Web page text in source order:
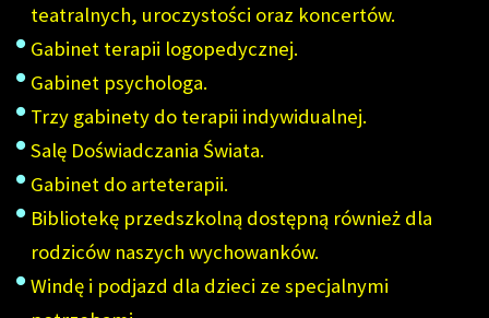
teatralnych, uroczystości oraz koncertów.
Gabinet terapii logopedycznej.
Gabinet psychologa.
Trzy gabinety do terapii indywidualnej.
Salę Doświadczania Świata.
Gabinet do arteterapii.
Bibliotekę przedszkolną dostępną również dla
rodziców naszych wychowanków.
Windę i podjazd dla dzieci ze specjalnymi